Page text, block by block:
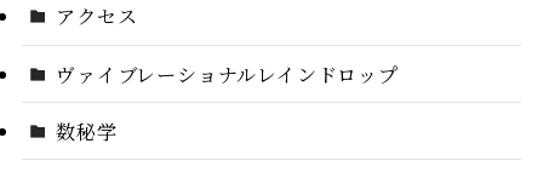
アクセス
ヴァイブレーショナルレインドロップ
数秘学